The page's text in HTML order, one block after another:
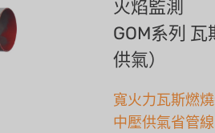
火焰監測
GOM系列
供氣）
寬火力瓦斯燃
中壓供氣省管